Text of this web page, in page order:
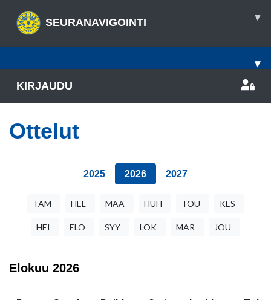
SEURANAVIGOINTI ▾
▾
KIRJAUDU
Ottelut
2025 2026 2027
TAM HEL MAA HUH TOU KES
HEI ELO SYY LOK MAR JOU
Elokuu 2026